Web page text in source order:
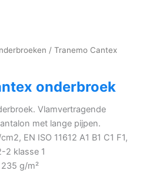
/ Tranemo Cantex
onderbroek
Vlamvertragende
met lange pijpen.
EN ISO 11612 A1 B1 C1 F1,
2 klasse 1
g/m²